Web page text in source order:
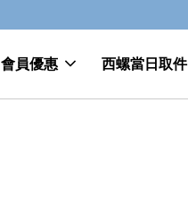
會員優惠 西螺當日取件